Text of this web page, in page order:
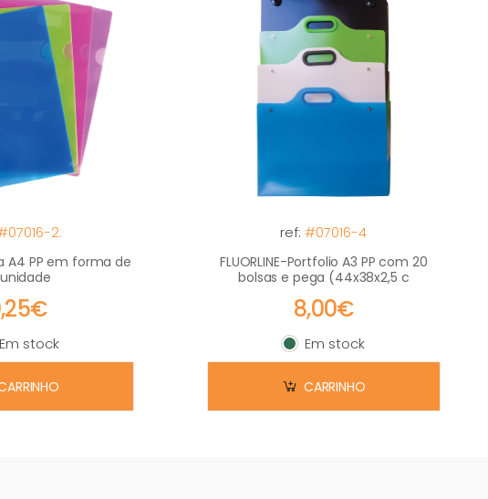
2.
A4 PP em forma de
stockstock
ref:#07016-4
FLUORLINE-Portfolio A3 PP com 20
bolsas e pega (44x38x2,5 c
8,00€
Em stock
Em stock
CARRINHO